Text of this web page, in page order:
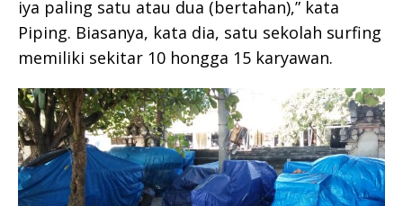
iya paling satu atau dua (bertahan),” kata
Piping. Biasanya, kata dia, satu sekolah surfing
memiliki sekitar 10 hongga 15 karyawan.